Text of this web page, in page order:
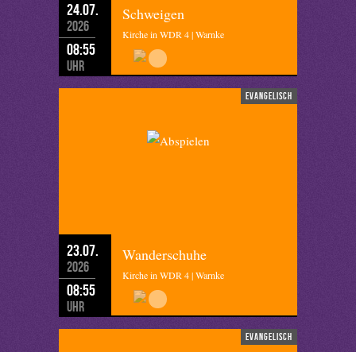
24.07.
2026
08:55
Uhr
Schweigen
Kirche in WDR 4 | Warnke
evangelisch
23.07.
2026
08:55
Uhr
Wanderschuhe
Kirche in WDR 4 | Warnke
evangelisch